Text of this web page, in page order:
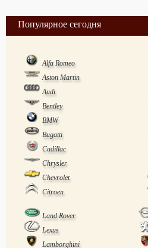
Популярное сегодня
Alfa Romeo
Aston Martin
Audi
Bentley
BMW
Bugatti
Cadillac
Chrysler
Chevrolet
Citroen
Land Rover
Lexus
Lamborghini